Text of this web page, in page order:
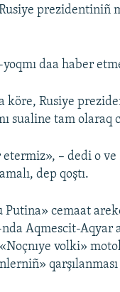
prezidentiniñ
daa haber
köre, Rusiye
sualine tam olaraq
– dedi o
dep qoştı.
cemaat
Aqmescit-Aqyar
volki»